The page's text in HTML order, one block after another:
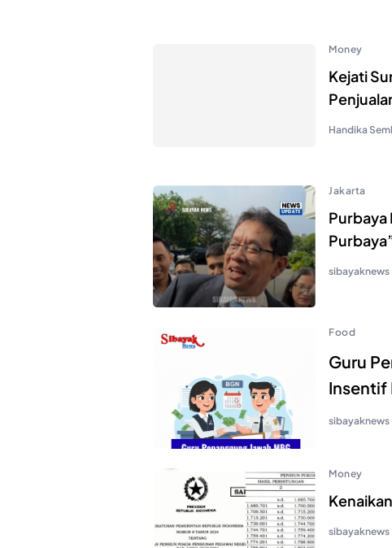
Money
Kejati
Handika
Jakarta
Purbaya
sibayaknews
Food
Guru
Insentif
sibayaknews
Money
sibayaknews